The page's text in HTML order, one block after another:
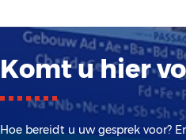
Komt u hier
Hoe bereidt u uw gesprek voor?